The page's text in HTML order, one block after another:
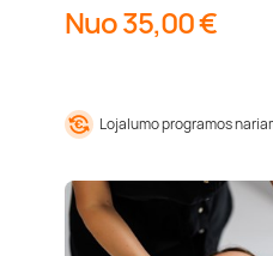
Nuo 35,00 €
Lojalumo programos